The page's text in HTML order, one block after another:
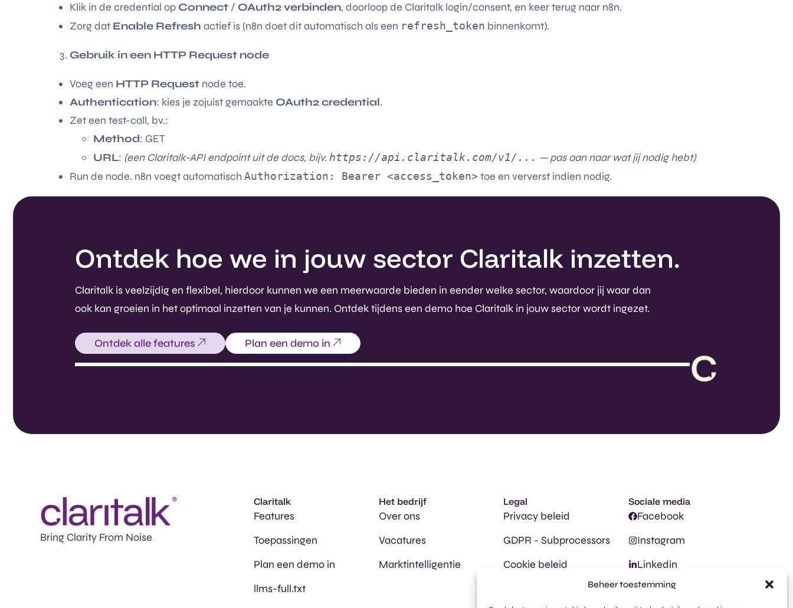
Beheer toestemming
Klik in de credential op Connect / OAuth2 verbinden, doorloop de Claritalk login/consent, en keer terug naar n8n.
Zorg dat Enable Refresh actief is (n8n doet dit automatisch als een refresh_token binnenkomt).
Gebruik in een HTTP Request node
Voeg een HTTP Request node toe.
Authentication: kies je zojuist gemaakte OAuth2 credential.
Zet een test-call, bv.:
Method: GET
URL: (een Claritalk-API endpoint uit de docs, bijv. https://api.claritalk.com/v1/... — pas aan naar wat jij nodig hebt)
Run de node. n8n voegt automatisch Authorization: Bearer <access_token> toe en ververst indien nodig.
Ontdek hoe we in jouw sector Claritalk inzetten.
Claritalk is veelzijdig en flexibel, hierdoor kunnen we een meerwaarde bieden in eender welke sector, waardoor jij waar dan
ook kan groeien in het optimaal inzetten van je kunnen. Ontdek tijdens een demo hoe Claritalk in jouw sector wordt ingezet.
Ontdek alle features Plan een demo in
Bring Clarity From Noise
Claritalk
Features
Toepassingen
Plan een demo in
llms-full.txt
Het bedrijf
Over ons
Vacatures
Marktintelligentie
Legal
Privacy beleid
GDPR - Subprocessors
Cookie beleid
Sociale media
Facebook
Instagram
Linkedin